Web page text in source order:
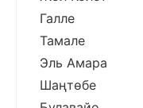
Галле
Тамале
Эль Амара
Шаңтөбе